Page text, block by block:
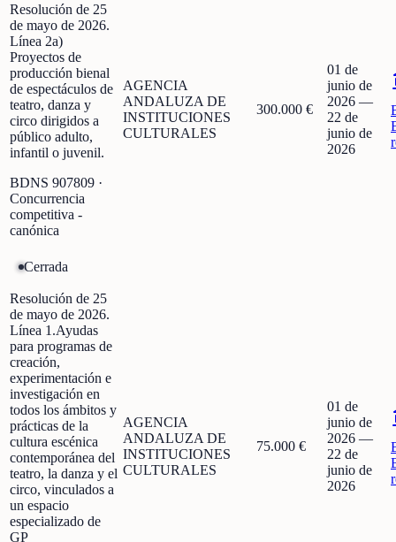
Resolución de 25
de mayo de 2026.
Línea 2a)
Proyectos de
producción bienal
de espectáculos de
teatro, danza y
circo dirigidos a
público adulto,
infantil o juvenil.
BDNS 907809 ·
Concurrencia
competitiva -
canónica
AGENCIA
ANDALUZA DE
INSTITUCIONES
CULTURALES
300.000 €
01 de
junio de
2026 —
22 de
junio de
2026
Cerrada
Resolución de 25
de mayo de 2026.
Línea 1.Ayudas
para programas de
creación,
experimentación e
investigación en
todos los ámbitos y
prácticas de la
cultura escénica
contemporánea del
teatro, la danza y el
circo, vinculados a
un espacio
especializado de
GP
AGENCIA
ANDALUZA DE
INSTITUCIONES
CULTURALES
75.000 €
01 de
junio de
2026 —
22 de
junio de
2026